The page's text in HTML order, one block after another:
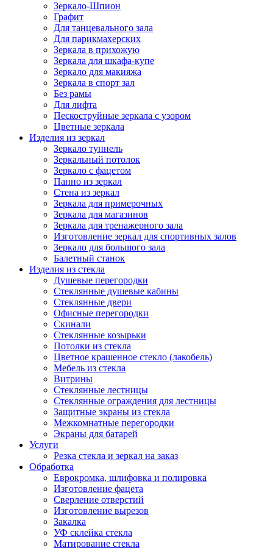
Зеркало-Шпион
Графит
Для танцевального зала
Для парикмахерских
Зеркала в прихожую
Зеркала для шкафа-купе
Зеркало для макияжа
Зеркала в спорт зал
Без рамы
Для лифта
Пескоструйные зеркала с узором
Цветные зеркала
Изделия из зеркал
Зеркало туннель
Зеркальный потолок
Зеркало с фацетом
Панно из зеркал
Стена из зеркал
Зеркала для примерочных
Зеркала для магазинов
Зеркала для тренажерного зала
Изготовление зеркал для спортивных залов
Зеркало для большого зала
Балетный станок
Изделия из стекла
Душевые перегородки
Стеклянные душевые кабины
Стеклянные двери
Офисные перегородки
Скинали
Стеклянные козырьки
Потолки из стекла
Цветное крашенное стекло (лакобель)
Мебель из стекла
Витрины
Стеклянные лестницы
Стеклянные ограждения для лестницы
Защитные экраны из стекла
Межкомнатные перегородки
Экраны для батарей
Услуги
Резка стекла и зеркал на заказ
Обработка
Еврокромка, шлифовка и полировка
Изготовление фацета
Сверление отверстий
Изготовление вырезов
Закалка
УФ склейка стекла
Матирование стекла